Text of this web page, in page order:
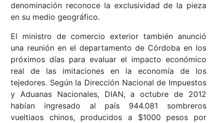
denominación reconoce la exclusividad de la pieza
en su medio geográfico.
El ministro de comercio exterior también anunció
una reunión en el departamento de Córdoba en los
próximos días para evaluar el impacto económico
real de las imitaciones en la economía de los
tejedores. Según la Dirección Nacional de Impuestos
y Aduanas Nacionales, DIAN, a octubre de 2012
habían ingresado al país 944.081 sombreros
vueltiaos chinos, producidos a $1000 pesos por